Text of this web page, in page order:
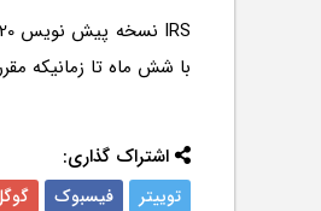
با شش ماه تا زمانیکه
اشتراک گذاری:
توییتر فیسبوک